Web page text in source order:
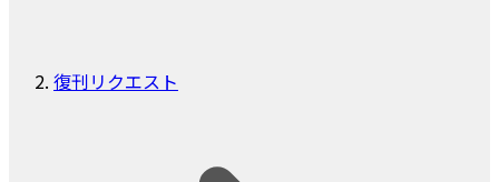
復刊リクエスト